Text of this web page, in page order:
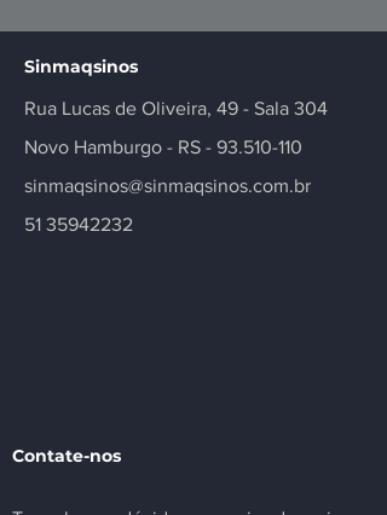
Sinmaqsinos
Rua Lucas de Oliveira, 49 - Sala 304
Novo Hamburgo - RS - 93.510-110
sinmaqsinos@sinmaqsinos.com.br
51 35942232
Contate-nos